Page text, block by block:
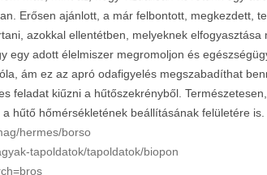
Erősen ajánlott, a már felbontott, megkezdett,
azokkal ellentétben, melyeknek elfogyasztása
egy adott élelmiszer megromoljon és
ám ez az apró odafigyelés megszabadíthat
feladat kiűzni a hűtőszekrényből.
hűtő hőmérsékletének beállításának felületére is.
hermes/borso
tapoldatok/tapoldatok/biopon